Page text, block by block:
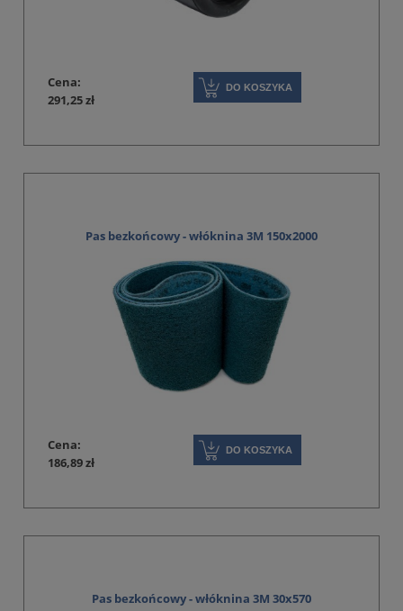
Cena:
291,25 zł
DO KOSZYKA
Pas bezkońcowy - włóknina 3M 150x2000
Cena:
186,89 zł
DO KOSZYKA
Pas bezkońcowy - włóknina 3M 30x570